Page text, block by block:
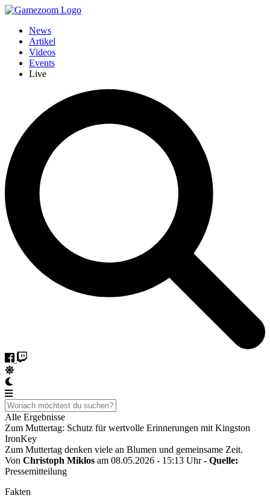
News
Artikel
Videos
Events
Live
Alle Ergebnisse
Zum Muttertag: Schutz für wertvolle Erinnerungen mit Kingston
IronKey
Zum Muttertag denken viele an Blumen und gemeinsame Zeit.
Von Christoph Miklos am 08.05.2026 - 15:13 Uhr- Quelle:
Pressemitteilung
Fakten